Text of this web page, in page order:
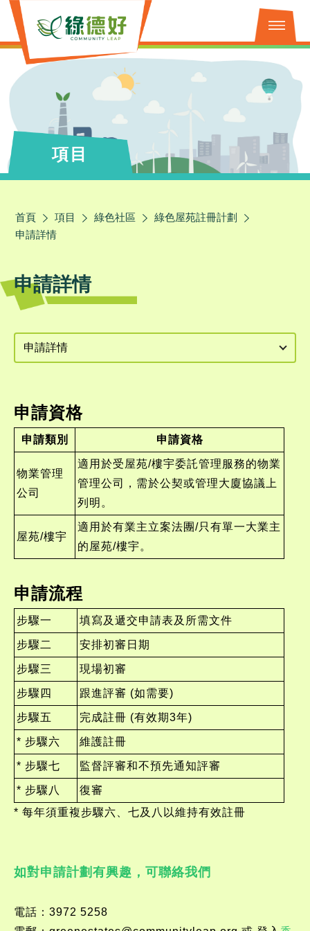
項目
首頁 項目 綠色社區
綠色屋苑註冊計劃
申請詳情
申請詳情
申請資格
申請類別 申請資格
物業管理
公司
適用於受屋苑/樓宇委託管理服務的物業
管理公司，需於公契或管理大廈協議上
列明。
屋苑/樓宇
適用於有業主立案法團/只有單一大業主
的屋苑/樓宇。
申請流程
步驟一 填寫及遞交申請表及所需文件
步驟二 安排初審日期
步驟三 現場初審
步驟四 跟進評審 (如需要)
步驟五 完成註冊 (有效期3年)
* 步驟六 維護註冊
* 步驟七 監督評審和不預先通知評審
* 步驟八
復審
* 每年須重複步驟六、七及八以維持有效註冊
如對申請計劃有興趣，可聯絡我們
電話：3972 5258